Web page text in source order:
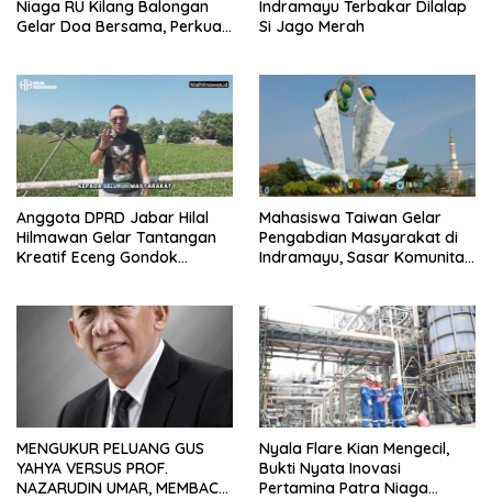
Niaga RU Kilang Balongan
Gelar Doa Bersama, Perkuat
Indramayu Terbakar Dilalap
Si Jago Merah
Anggota DPRD Jabar Hilal
Hilmawan Gelar Tantangan
Kreatif Eceng Gondok
Mahasiswa Taiwan Gelar
Pengabdian Masyarakat di
Indramayu, Sasar Komunitas
MENGUKUR PELUANG GUS
YAHYA VERSUS PROF.
NAZARUDIN UMAR, MEMBACA
Nyala Flare Kian Mengecil,
Bukti Nyata Inovasi
Pertamina Patra Niaga